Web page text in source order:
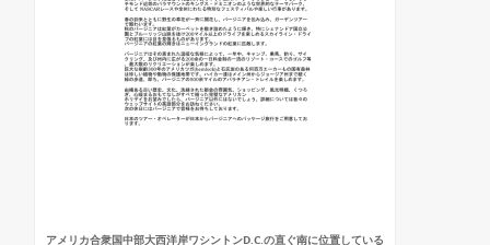
アメリカ合衆国中部大西洋岸ワシントンD.C.の直ぐ南に位置している